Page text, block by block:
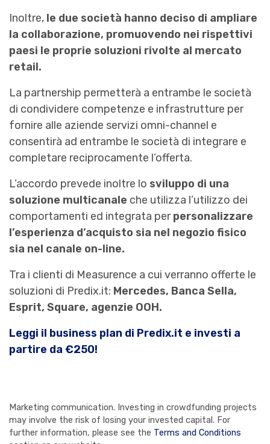
Inoltre, le due società hanno deciso di ampliare
la collaborazione, promuovendo nei rispettivi
paesi le proprie soluzioni rivolte al mercato
retail.
La partnership permetterà a entrambe le società
di condividere competenze e infrastrutture per
fornire alle aziende servizi omni-channel e
consentirà ad entrambe le società di integrare e
completare reciprocamente l’offerta.
L’accordo prevede inoltre lo sviluppo di una
soluzione multicanale che utilizza l’utilizzo dei
comportamenti ed integrata perpersonalizzare
l’esperienza d’acquisto sia nel negozio fisico
sia nel canale on-line.
Tra i clienti di Measurence a cui verranno offerte le
soluzioni di Predix.it: Mercedes, Banca Sella,
Esprit, Square, agenzie OOH.
Leggi il business plan di Predix.it e investi a
partire da €250!
Marketing communication. Investing in crowdfunding projects
may involve the risk of losing your invested capital. For
further information, please see the Terms and Conditions